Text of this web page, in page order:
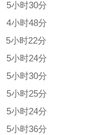
小时30分
小时48分
小时22分
小时24分
小时30分
小时25分
小时24分
小时36分